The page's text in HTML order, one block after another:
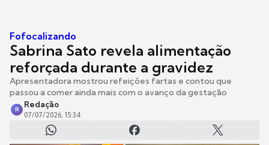
Fofocalizando
Sabrina Sato revela alimentação
reforçada durante a gravidez
Apresentadora mostrou refeições fartas e contou que
passou a comer ainda mais com o avanço da gestação
R
Redação
07/07/2026, 15:34